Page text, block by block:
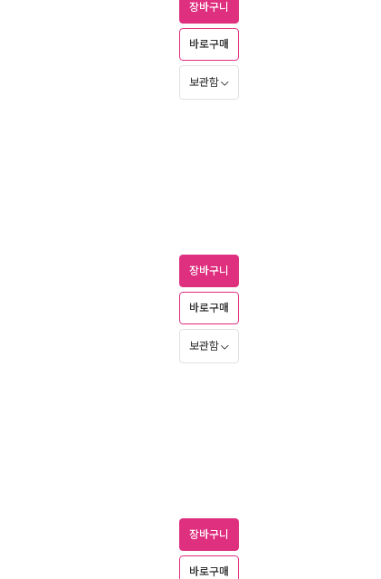
장바구니
바로구매
보관함
장바구니
바로구매
보관함
장바구니
바로구매